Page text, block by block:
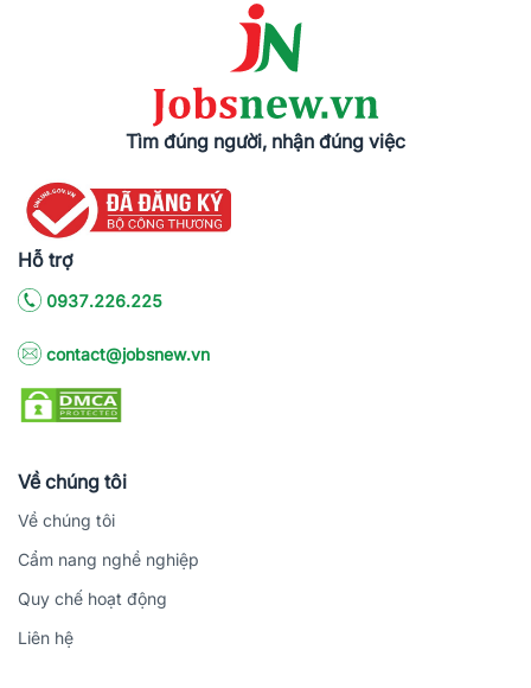
Tìm đúng người, nhận đúng việc
Hỗ trợ
0937.226.225
contact@jobsnew.vn
Về chúng tôi
Về chúng tôi
Cẩm nang nghề nghiệp
Quy chế hoạt động
Liên hệ